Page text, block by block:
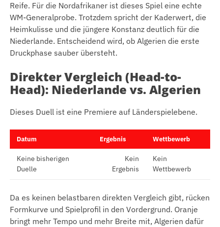
Reife. Für die Nordafrikaner ist dieses Spiel eine echte
WM-Generalprobe. Trotzdem spricht der Kaderwert, die
Heimkulisse und die jüngere Konstanz deutlich für die
Niederlande. Entscheidend wird, ob Algerien die erste
Druckphase sauber übersteht.
Direkter Vergleich (Head-to-
Head): Niederlande vs. Algerien
Dieses Duell ist eine Premiere auf Länderspielebene.
Datum Ergebnis Wettbewerb
Keine bisherigen
Duelle
Kein
Ergebnis
Kein
Wettbewerb
Da es keinen belastbaren direkten Vergleich gibt, rücken
Formkurve und Spielprofil in den Vordergrund. Oranje
bringt mehr Tempo und mehr Breite mit, Algerien dafür